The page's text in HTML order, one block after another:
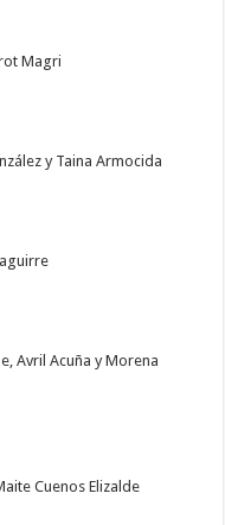
Magri
y Taina Armocida
Avril Acuña y Morena
Cuenos Elizalde